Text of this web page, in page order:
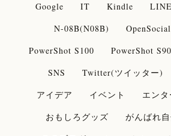
Google
IT Kindle LINE
N-08B(N08B)
OpenSocial
PowerShot S100
PowerShot S90
SNS
Twitter(ツイッター)
アイデア
イベント
エン
おもしろグッズ
がんばれ